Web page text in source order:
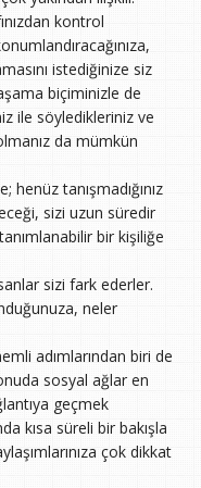
kontrol
istediğinize siz
biçiminizle de
ile söyledikleriniz ve
da mümkün
henüz tanışmadığınız
sizi uzun süredir
bir kişiliğe
sizi fark ederler.
neler
adımlarından biri de
sosyal ağlar en
geçmek
kısa süreli bir bakışla
çok dikkat